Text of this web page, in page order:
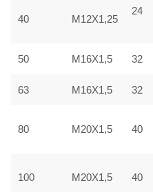
40 M12X1,25
24
50 M16X1,5 32
63 M16X1,5 32
80 M20X1,5 40
100 M20X1,5 40